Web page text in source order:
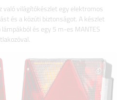
való világítókészlet egy elektromos
és a közúti biztonságot. A készlet
lámpákból és egy 5 m-es MANTES